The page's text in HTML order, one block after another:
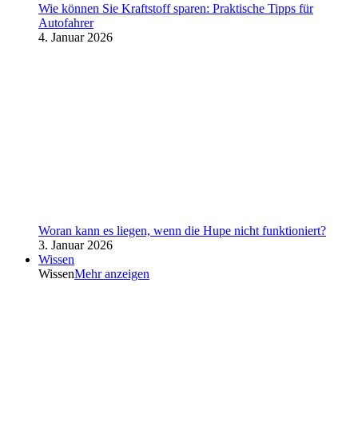
Wie können Sie Kraftstoff sparen: Praktische Tipps für
Autofahrer
4. Januar 2026
Woran kann es liegen, wenn die Hupe nicht funktioniert?
3. Januar 2026
Wissen
WissenMehr anzeigen